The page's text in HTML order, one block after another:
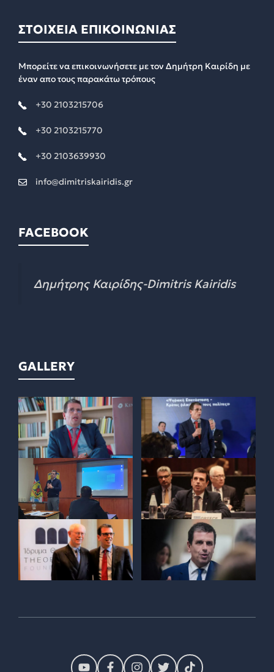
ΣΤΟΙΧΕΙΑ ΕΠΙΚΟΙΝΩΝΙΑΣ
Μπορείτε να επικοινωνήσετε με τον Δημήτρη Καιρίδη με
έναν απο τους παρακάτω τρόπους
+30 2103215706
+30 2103215770
+30 2103639930
info@dimitriskairidis.gr
FACEBOOK
Δημήτρης Καιρίδης-Dimitris Kairidis
GALLERY